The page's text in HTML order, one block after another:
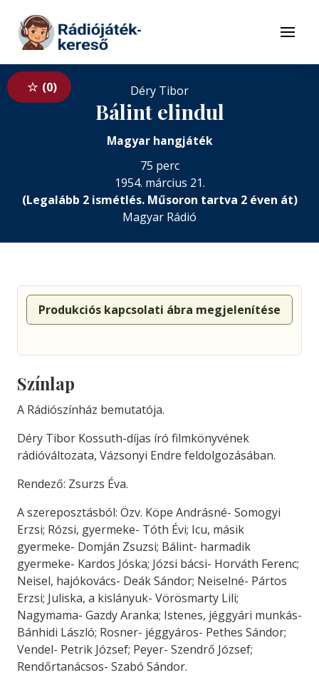
Tovább a tartalomhoz
Menü
0 Déry Tibor
Bálint elindul
Magyar hangjáték
75 perc
1954. március 21.
(Legalább 2 ismétlés. Műsoron tartva 2 éven át)
Magyar Rádió
Produkciós kapcsolati ábra megjelenítése
Színlap
A Rádiószínház bemutatója.
Déry Tibor Kossuth-díjas író filmkönyvének
rádióváltozata, Vázsonyi Endre feldolgozásában.
Rendező: Zsurzs Éva.
A szereposztásból: Özv. Köpe Andrásné- Somogyi
Erzsi; Rózsi, gyermeke- Tóth Évi; Icu, másik
gyermeke- Domján Zsuzsi; Bálint- harmadik
gyermeke- Kardos Jóska; Józsi bácsi- Horváth Ferenc;
Neisel, hajókovács- Deák Sándor; Neiselné- Pártos
Erzsi; Juliska, a kislányuk- Vörösmarty Lili;
Nagymama- Gazdy Aranka; Istenes, jéggyári munkás-
Bánhidi László; Rosner- jéggyáros- Pethes Sándor;
Vendel- Petrik József; Peyer- Szendrő József;
Rendőrtanácsos- Szabó Sándor.